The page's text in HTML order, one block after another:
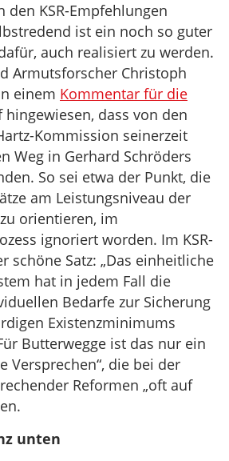
den KSR-Empfehlungen
ist ein noch so guter
auch realisiert zu werden.
Armutsforscher Christoph
einem Kommentar für die
dass von den
Kommission seinerzeit
Weg in Gerhard Schröders
So sei etwa der Punkt, die
am Leistungsniveau der
orientieren, im
ignoriert worden. Im KSR-
schöne Satz: „Das einheitliche
hat in jedem Fall die
Bedarfe zur Sicherung
Existenzminimums
Butterwegge ist das nur ein
Versprechen“, die bei der
Reformen „oft auf
unten